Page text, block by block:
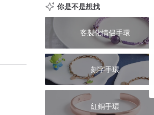
你是不是想找
客製化情侶手環
刻字手環
紅銅手環